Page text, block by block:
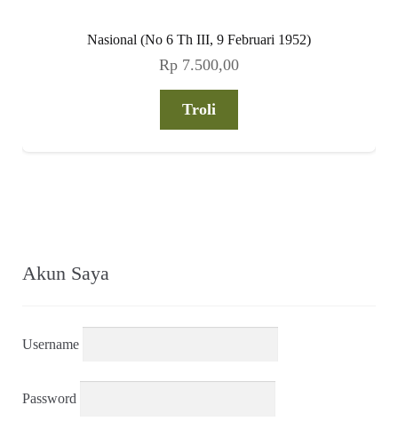
Nasional (No 6 Th III, 9 Februari 1952)
Rp 7.500,00
Troli
Akun Saya
Username
Password